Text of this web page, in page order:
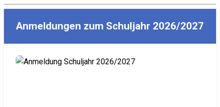
Anmeldungen zum Schuljahr 2026/2027